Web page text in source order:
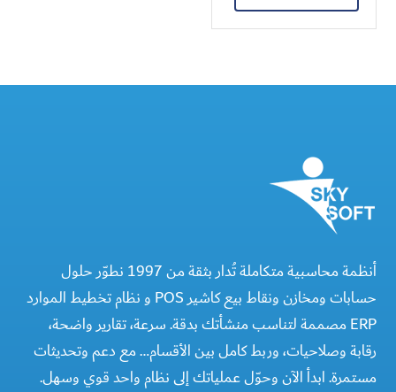
أنظمة محاسبية متكاملة تُدار بثقة من 1997 نطوّر حلول
حسابات ومخازن ونقاط بيع كاشير POS و نظام تخطيط الموارد
ERP مصممة لتناسب منشأتك بدقة. سرعة، تقارير واضحة،
رقابة وصلاحيات، وربط كامل بين الأقسام… مع دعم وتحديثات
مستمرة. ابدأ الآن وحوّل عملياتك إلى نظام واحد قوي وسهل.